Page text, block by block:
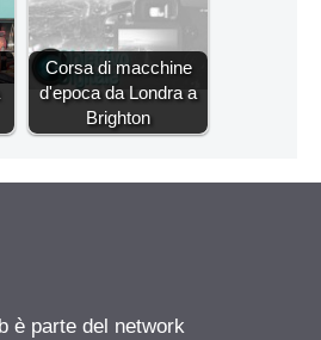
Corsa di macchine
d'epoca da Londra a
Brighton
è parte del network